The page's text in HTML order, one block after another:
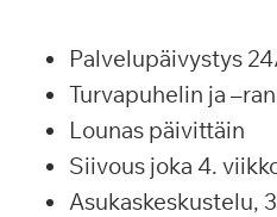
Palvelupäivystys
Turvapuhelin ja
Lounas päivittäin
Siivous joka 4.
Asukaskeskustelu,